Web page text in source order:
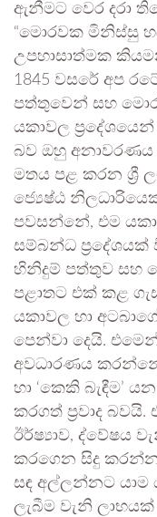
ඇනීමට වෙර දරා
“මොරවක මිනිස්සු
උපහාසාත්මක
1845 වසරේ අප
පත්තුවෙන් සහ
යකාවල
බව ඔහු අනාවරණය
මතය පළ කරන ශ්‍රී
ජ්‍යෙෂ්ඨ
පවසන්නේ, එම
සම්බන්ධ ප්‍රදේශයක්
හිනිදුම් පත්තුව සහ
පළාතට එක් කළ
යකාවල හා
පෙන්වා දෙයි.
අවධාරණය කරන්නේ
හා ‘කෙකි බැඳීම’
කරගත් ප්‍රවාද
ඊර්ෂ්‍යාව, ද්වේෂය
කරගෙන සිදු
සඳ අල්ලන්නට යාම
ලැබීම වැනි